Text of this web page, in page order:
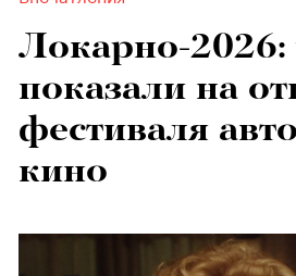
Локарно-2026:
показали на
фестиваля
кино